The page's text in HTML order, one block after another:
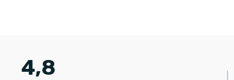
4,8